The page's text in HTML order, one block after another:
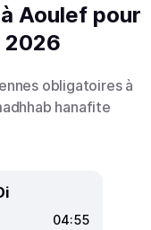
Aoulef pour
2026
obligatoires à
hanafite
04:55